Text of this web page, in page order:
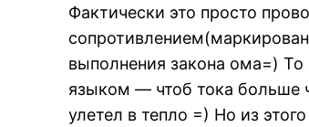
Фактически это просто
выполнения закона ома=)
языком — чтоб тока больше
улетел в тепло =) Но из